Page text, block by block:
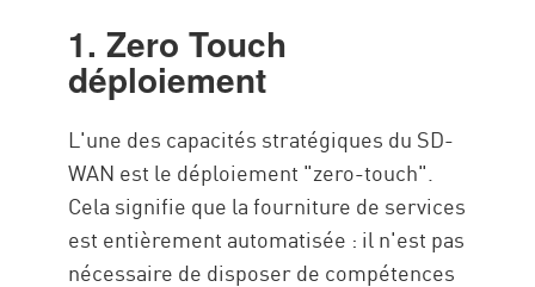
1. Zero Touch
déploiement
L'une des capacités stratégiques du SD-
WAN est le déploiement "zero-touch".
Cela signifie que la fourniture de services
est entièrement automatisée : il n'est pas
nécessaire de disposer de compétences